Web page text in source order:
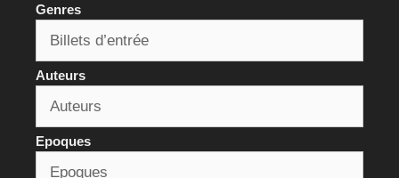
Genres
Auteurs
Epoques